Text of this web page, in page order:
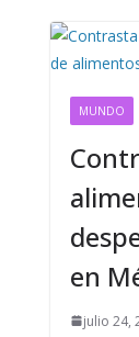
MUNDO
en
julio 24,